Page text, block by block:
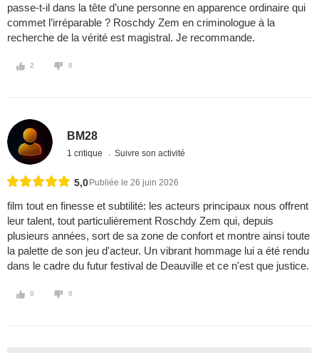
passe-t-il dans la tête d’une personne en apparence ordinaire qui
commet l’irréparable ? Roschdy Zem en criminologue à la
recherche de la vérité est magistral. Je recommande.
2 0
BM28
1 critique Suivre son activité
5,0 Publiée le 26 juin 2026
film tout en finesse et subtilité: les acteurs principaux nous offrent
leur talent, tout particulièrement Roschdy Zem qui, depuis
plusieurs années, sort de sa zone de confort et montre ainsi toute
la palette de son jeu d'acteur. Un vibrant hommage lui a été rendu
dans le cadre du futur festival de Deauville et ce n'est que justice.
0 0